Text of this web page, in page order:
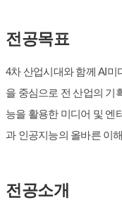
전공목표
4차 산업시대와 함께 AI미
을 중심으로 전 산업의 기
능을 활용한 미디어 및 엔
과 인공지능의 올바른 이
전공소개